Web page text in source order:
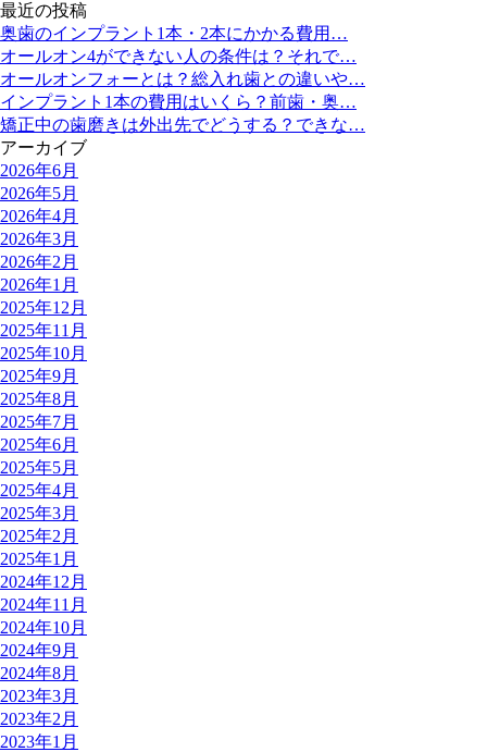
最近の投稿
奥歯のインプラント1本・2本にかかる費用…
オールオン4ができない人の条件は？それで…
オールオンフォーとは？総入れ歯との違いや…
インプラント1本の費用はいくら？前歯・奥…
矯正中の歯磨きは外出先でどうする？できな…
アーカイブ
2026年6月
2026年5月
2026年4月
2026年3月
2026年2月
2026年1月
2025年12月
2025年11月
2025年10月
2025年9月
2025年8月
2025年7月
2025年6月
2025年5月
2025年4月
2025年3月
2025年2月
2025年1月
2024年12月
2024年11月
2024年10月
2024年9月
2024年8月
2023年3月
2023年2月
2023年1月